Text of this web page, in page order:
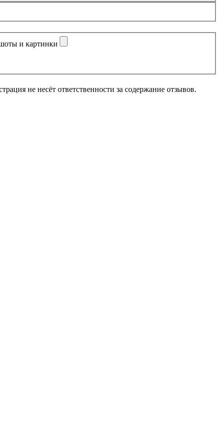
и картинки
не несёт ответственности за содержание отзывов.